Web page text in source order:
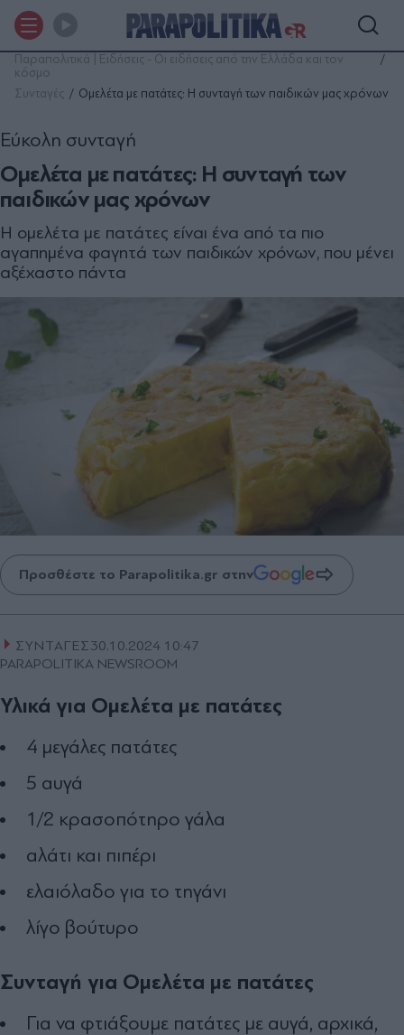
Παραπολιτικά | Ειδήσεις - Οι ειδήσεις από την Ελλάδα και τον
κόσμο
Συνταγές
Ομελέτα με πατάτες: Η συνταγή των παιδικών μας χρόνων
Ομελέτα με πατάτες: Η συνταγή των
παιδικών μας χρόνων
Εύκολη συνταγή
Η ομελέτα με πατάτες είναι ένα από τα πιο
αγαπημένα φαγητά των παιδικών χρόνων, που μένει
αξέχαστο πάντα
Προσθέστε το Parapolitika.gr στην
ΣΥΝΤΑΓΕΣ30.10.2024 10:47
PARAPOLITIKA NEWSROOM
Υλικά για Ομελέτα με πατάτες
4 μεγάλες πατάτες
5 αυγά
1/2 κρασοπότηρο γάλα
αλάτι και πιπέρι
ελαιόλαδο για το τηγάνι
λίγο βούτυρο
Συνταγή για Ομελέτα με πατάτες
Για να φτιάξουμε πατάτες με αυγά, αρχικά,